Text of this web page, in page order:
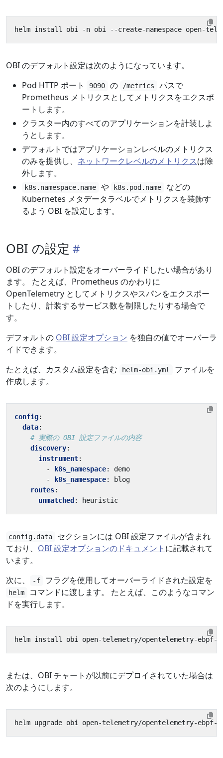
OBI のデフォルト設定は次のようになっています。
Pod HTTP ポート
9090 の /metrics
パスで
Prometheus メトリクスとしてメトリクスをエクスポ
ートします。
クラスター内のすべてのアプリケーションを計装しよ
うとします。
デフォルトではアプリケーションレベルのメトリクス
のみを提供し、 ネットワークレベルのメトリクスは除
外します。
k8s.namespace.name や k8s.pod.name
などの
Kubernetes メタデータラベルでメトリクスを装飾す
るよう OBI を設定します。
OBI の設定
OBI のデフォルト設定をオーバーライドしたい場合があり
ます。 たとえば、Prometheus のかわりに
OpenTelemetry としてメトリクスやスパンをエクスポー
トしたり、計装するサービス数を制限したりする場合で
す。
デフォルトの OBI 設定オプション を独自の値でオーバーラ
イドできます。
たとえば、カスタム設定を含む
helm-obi.yml
ファイルを
作成します。
config:
data:
# 実際の OBI 設定ファイルの内容
discovery:
instrument:
-
k8s_namespace:
demo
-
k8s_namespace:
blog
routes:
unmatched : heuristic
config.data
セクションには OBI 設定ファイルが含まれ
ており、 OBI 設定オプションのドキュメント に記載されて
います。
次に、
-f フラグを使用してオーバーライドされた設定を
helm
コマンドに渡します。 たとえば、このようなコマン
ドを実行します。
または、OBI チャートが以前にデプロイされていた場合は
次のようにします。